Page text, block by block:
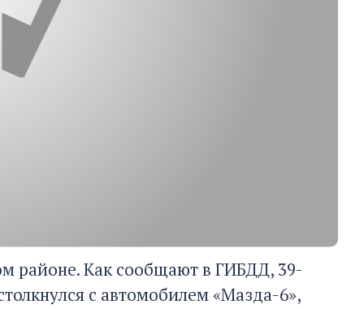
районе. Как сообщают в ГИБДД, 39-
с автомобилем «Мазда-6»,